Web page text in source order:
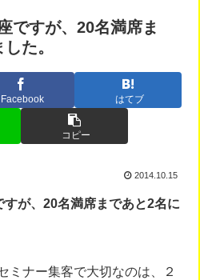
ですが、20名満席ま
た。
Facebook はてブ
コピー
2014.10.15
が、20名満席まであと2名に
ミナー集客で大切なのは、２